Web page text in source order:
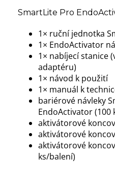
SmartLite Pro
1× ruční jednotka
1× EndoActivator
1× nabíjecí stanice
adaptéru)
1× návod k použití
1× manuál k
bariérové návleky
EndoActivator (100
aktivátorové
aktivátorové
aktivátorové
ks/balení)